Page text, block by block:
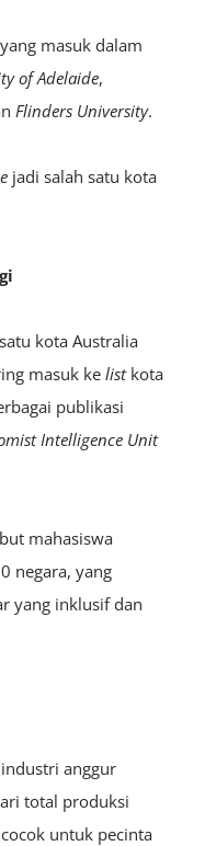
masuk dalam
of Adelaide,
Flinders University.
jadi salah satu kota
kota Australia
masuk ke list kota
publikasi
Intelligence Unit
mahasiswa
negara, yang
yang inklusif dan
anggur
total produksi
untuk pecinta